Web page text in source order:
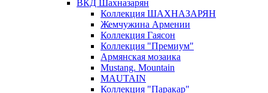
ВКД Шахназарян
Коллекция ШАХНАЗАРЯН
Жемчужина Армении
Коллекция Гаясон
Коллекция "Премиум"
Армянская мозаика
Mustang. Mountain
MAUTAIN
Коллекция "Паракар"